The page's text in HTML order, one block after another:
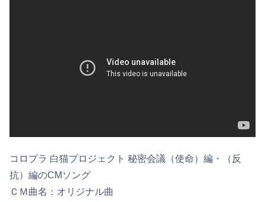
コロプラ 白猫プロジェクト 秘密会議（使命）編・（反
抗）編のCMソング
ＣＭ曲名：オリジナル曲